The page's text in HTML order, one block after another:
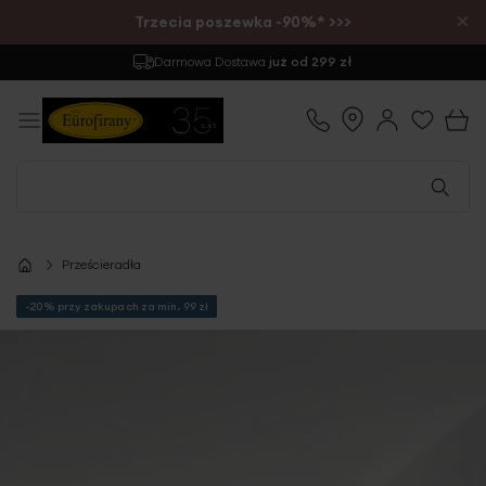
Trzecia poszewka -90%* >>> ×
Darmowa Dostawa już od 299 zł
Prześcieradła
-20% przy zakupach za min. 99 zł